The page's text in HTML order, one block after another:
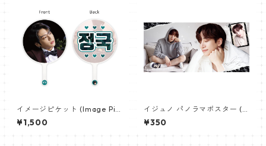
イメージピケット (Image Pic
ket) うちわ - ジョングク (JU
NGKOOK_01)
¥1,500
イジュノ パノラマポスター (L
eeJunho Poster) 700*330
mm 【leejunho-01】
¥350